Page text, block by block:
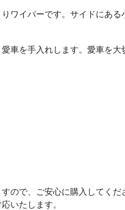
ワイパーです。サイドにあ
車を手入れします。愛車を大
ので、ご安心に購入してく
いたします。